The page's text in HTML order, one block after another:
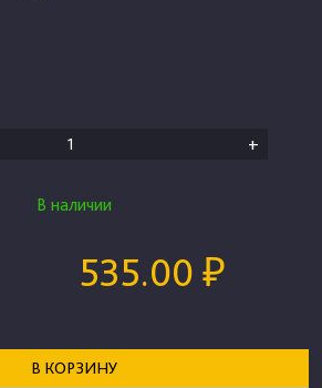
+
В наличии
535.00 ₽
В КОРЗИНУ